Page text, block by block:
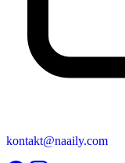
kontakt@naaily.com